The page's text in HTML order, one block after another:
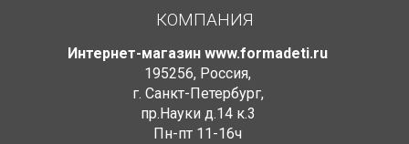
КОМПАНИЯ
Интернет-магазин www.formadeti.ru
195256, Россия,
г. Санкт-Петербург,
пр.Науки д.14 к.3
Пн-пт 11-16ч